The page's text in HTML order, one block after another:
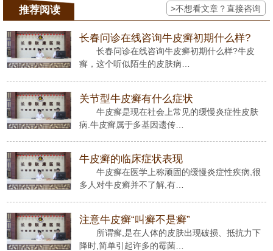
推荐阅读 >不想看文章？直接咨询
长春问诊在线咨询牛皮癣初期什么样?
长春问诊在线咨询牛皮癣初期什么样?牛皮
癣，这个听似陌生的皮肤病…
关节型牛皮癣有什么症状
牛皮癣是现在社会上常见的缓慢炎症性皮肤
病.牛皮癣属于多基因遗传…
牛皮癣的临床症状表现
牛皮癣在医学上称顽固的缓慢炎症性疾病,很
多人对牛皮癣并不了解,有…
注意牛皮癣“叫癣不是癣”
所谓癣,是在人体的皮肤出现破损、抵抗力下
降时,简单引起许多的霉菌…